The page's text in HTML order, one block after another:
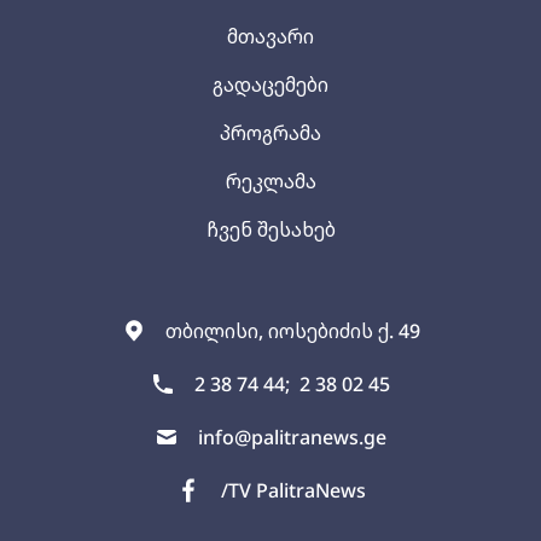
თბილისი, იოსებიძის ქ. 49
2 38 74 44; 2 38 02 45
info@palitranews.ge
/TV PalitraNews
მთავარი
გადაცემები
პროგრამა
რეკლამა
ჩვენ შესახებ